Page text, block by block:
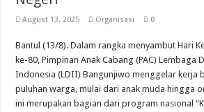
Panewu Banguntapan dan Sejumlah Tokoh
Bincang Pelajar Generus, DPD LDII Bantul
Healthy Inside Man: Ratusan Generus Putra LDII
KB TK Alkarima Lepas 21 Siswa, Pendidikan
August 13, 2025 Organisasi 0
Bantul (13/8). Dalam rangka menyambut Hari
ke-80, Pimpinan Anak Cabang (PAC) Lembaga
Indonesia (LDII) Bangunjiwo menggelar kerja
puluhan warga, mulai dari anak muda hingga
ini merupakan bagian dari program nasional